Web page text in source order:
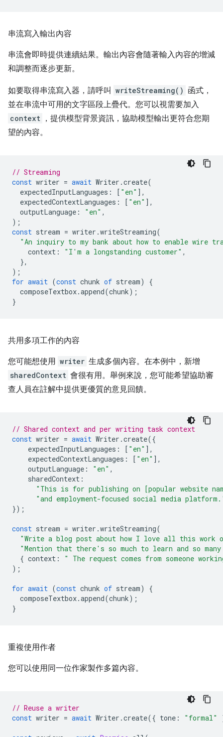
串流寫入輸出內容
串流會即時提供連續結果。輸出內容會隨著輸入內容的增減
和調整而逐步更新。
如要取得串流寫入器，請呼叫 writeStreaming() 函式，
並在串流中可用的文字區段上疊代。您可以視需要加入
context ，提供模型背景資訊，協助模型輸出更符合您期
望的內容。
// Streaming
const writer = await Writer .create(
expectedInputLanguages : [ "en" ],
expectedContextLanguages : [ "en" ],
outputLanguage : "en" ,
);
const stream = writer .writeStreaming(
"An inquiry to my bank about how to enable wire
context : "I'm a longstanding customer" ,
},
);
for await (const chunk of stream)
{
composeTextbox.append(chunk);
}
共用多項工作的內容
您可能想使用 writer 生成多個內容。在本例中，新增
sharedContext 會很有用。舉例來說，您可能希望協助審
查人員在註解中提供更優質的意見回饋。
// Shared context and per writing task context
const writer = await Writer .create({
expectedInputLanguages : [ "en" ],
expectedContextLanguages : [ "en" ],
outputLanguage : "en" ,
sharedContext :
"This is for publishing on [popular website
"and employment-focused social media
});
const stream = writer .writeStreaming(
"Write a blog post about how I love all this work
"Mention that there's so much to learn and so
{ context :
" The request comes from someone
);
for await (const chunk of stream)
{
composeTextbox.append(chunk);
}
重複使用作者
您可以使用同一位作家製作多篇內容。
// Reuse a writer
const writer = await Writer .create({ tone : "formal"